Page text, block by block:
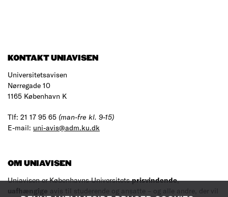
KONTAKT UNIAVISEN
Universitetsavisen
Nørregade 10
1165 København K
Tlf: 21 17 95 65 (man-fre kl. 9-15)
E-mail: uni-avis@adm.ku.dk
OM UNIAVISEN
Uniavisen er Københavns Universitetsprisvindende,
uafhængige avis til studerende og ansatte – og alle andre, der vil